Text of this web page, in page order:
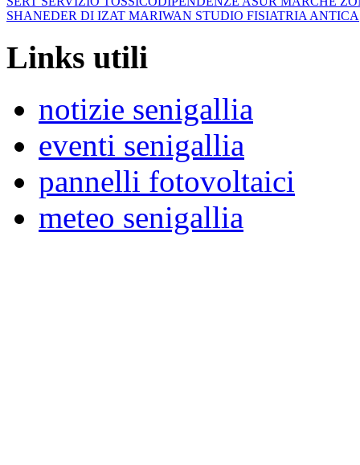
SHANEDER DI IZAT MARIWAN STUDIO FISIATRIA ANTICA
Links utili
notizie senigallia
eventi senigallia
pannelli fotovoltaici
meteo senigallia